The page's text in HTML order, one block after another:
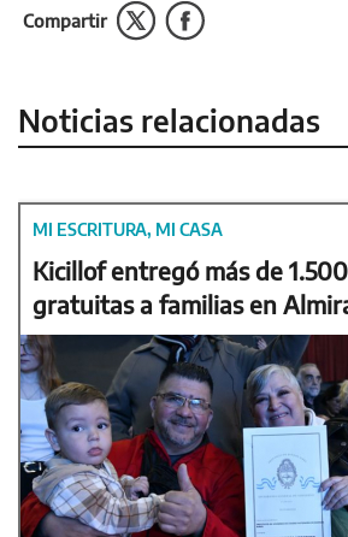
Compartir
Noticias relacionadas
MI ESCRITURA, MI CASA
Kicillof entregó más de
gratuitas a familias en